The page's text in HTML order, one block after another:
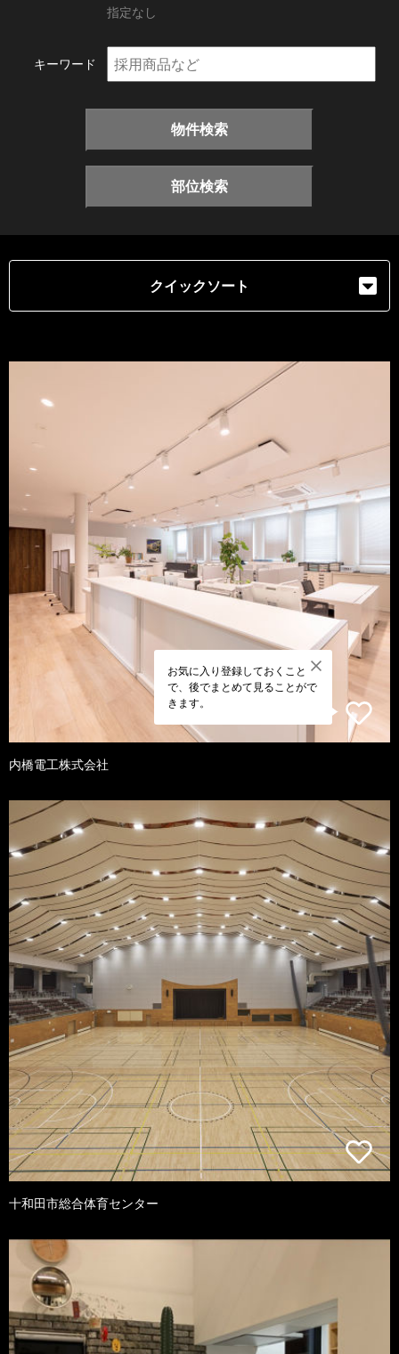
指定なし
キーワード
物件検索
部位検索
クイックソート
お気に入り登録しておくこと
で、後でまとめて見ることがで
きます。
内橋電工株式会社
十和田市総合体育センター